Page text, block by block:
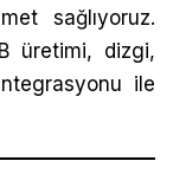
sağlıyoruz.
üretimi, dizgi,
ile